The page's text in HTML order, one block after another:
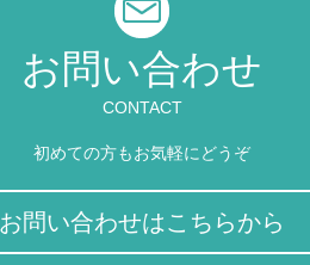
お問い合わせ
CONTACT
初めての方もお気軽にどうぞ
お問い合わせはこちらから